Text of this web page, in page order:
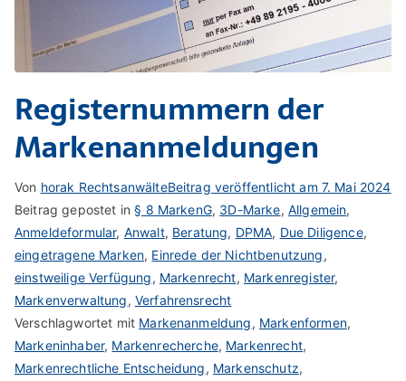
Registernummern der
Markenanmeldungen
Von horak RechtsanwälteBeitrag veröffentlicht am 7. Mai 2024
Beitrag gepostet in§ 8 MarkenG, 3D-Marke, Allgemein,
Anmeldeformular, Anwalt, Beratung, DPMA, Due Diligence,
eingetragene Marken, Einrede der Nichtbenutzung,
einstweilige Verfügung, Markenrecht, Markenregister,
Markenverwaltung, Verfahrensrecht
Verschlagwortet mit Markenanmeldung, Markenformen,
Markeninhaber, Markenrecherche, Markenrecht,
Markenrechtliche Entscheidung, Markenschutz,